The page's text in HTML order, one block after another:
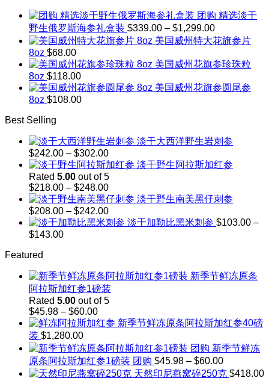
团购 精选淡干
野生俄罗斯海参礼盒装 $339.00 – $1,299.00Price
range:
$339.00
through
$1,299.00
美国威州特大花旗参片
8oz $68.00
美国威州花旗参珍珠粒
8oz $118.00
美国威州花旗参圆尾参
8oz $108.00
Best Selling
淡干大西洋野生岩刺参
$242.00 – $302.00Price
range:
$242.00
through
$302.00
淡干野生阿拉斯加红参
Rated 5.00 out of 5
$218.00 – $248.00Price
range:
$218.00
through
$248.00
淡干野生南美黑仔刺参
$208.00 – $242.00Price
range:淡干加勒比黑米刺参 $103.00 –
$143.00Price
$143.00
Featured
新季节鲜冻原条
阿拉斯加红参1磅装
Rated 5.00 out of 5
$45.98 – $60.00Price
range:
through
$60.00
新季节鲜冻原条阿拉斯加红参40磅
装 $1,280.00
新季节鲜冻
原条阿拉斯加红参1磅装 团购 $45.98 – $60.00Price
range:
$45.98
天然印尼燕窝碎250克 $418.00